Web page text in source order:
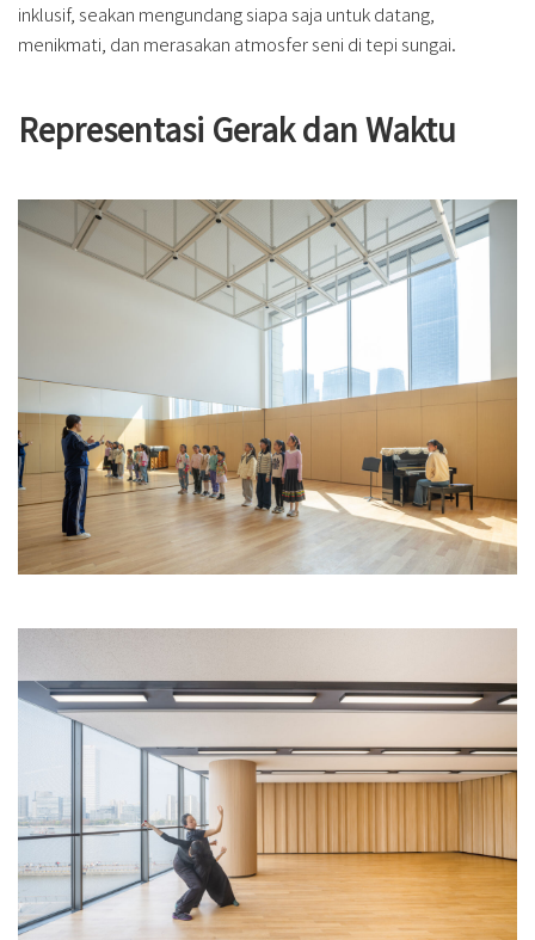
inklusif, seakan mengundang siapa saja untuk datang,
menikmati, dan merasakan atmosfer seni di tepi sungai.
Representasi Gerak dan Waktu